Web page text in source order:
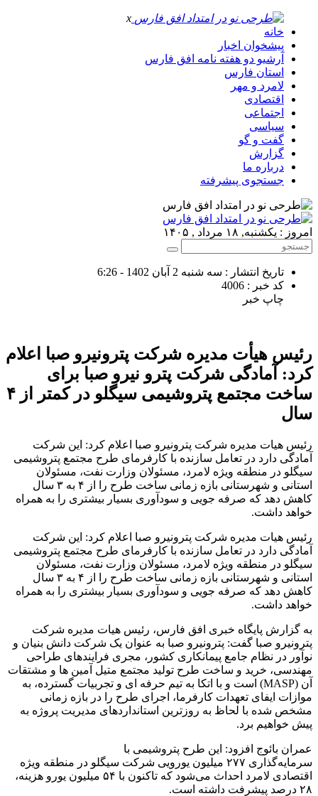
x
خانه
پیشخوان اخبار
آرشیو دو هفته نامه افق فارس
استان فارس
لامرد و مهر
اقتصادی
اجتماعی
سیاسی
گفت و گو
گزارش
درباره ما
جستجوی پیشرفته
امروز : یکشنبه, ۱۸ مرداد , ۱۴۰۵
تاریخ انتشار : سه شنبه 2 آبان 1402 - 6:26
کد خبر : 4006
چاپ خبر
رئیس هیأت مدیره شرکت پترونیرو صبا اعلام
کرد: آمادگی شرکت پترو نیرو صبا برای
ساخت مجتمع پتروشیمی سیگلو در کمتر از ۴
سال
رئیس هیات مدیره شرکت پترونیرو صبا اعلام کرد: این شرکت
آمادگی دارد در تعامل سازنده با کارفرمای طرح مجتمع پتروشیمی
سیگلو در منطقه ویژه لامرد، مسئولان وزارت نفت، مسئولان
استانی و شهرستانی بازه زمانی ساخت طرح را از ۴ به ۳ سال
کاهش دهد که صرفه جویی و سودآوری بسیار بیشتری را به همراه
خواهد داشت.
رئیس هیات مدیره شرکت پترونیرو صبا اعلام کرد: این شرکت
آمادگی دارد در تعامل سازنده با کارفرمای طرح مجتمع پتروشیمی
سیگلو در منطقه ویژه لامرد، مسئولان وزارت نفت، مسئولان
استانی و شهرستانی بازه زمانی ساخت طرح را از ۴ به ۳ سال
کاهش دهد که صرفه جویی و سودآوری بسیار بیشتری را به همراه
خواهد داشت.
به گزارش پایگاه خبری افق فارس، رئیس هیات مدیره شرکت
پترونیرو صبا گفت: پترونیرو صبا به عنوان یک شرکت دانش بنیان و
نوآور در نظام جامع پیمانکاری کشور، مجری فرایندهای طراحی
مهندسی، خرید و ساخت طرح تولید مجتمع متیل آمین ها و مشتقات
آن (MASP) است و با اتکا به تیم حرفه ای و تجربیات گسترده، به
موازات ایفای تعهدات کارفرما، اجرای طرح را در بازه زمانی
مشخص شده با لحاظ به روزترین استانداردهای مدیریت پروژه به
پیش خواهیم برد.
عمران بائوج افزود: این طرح پتروشیمی با
سرمایه‌گذاری ۲۷۷ میلیون یورویی شرکت سیگلو در منطقه ویژه
اقتصادی لامرد احداث می‌شود که تاکنون با ۵۴ میلیون یورو هزینه،
۲۸ درصد پیشرفت داشته است.